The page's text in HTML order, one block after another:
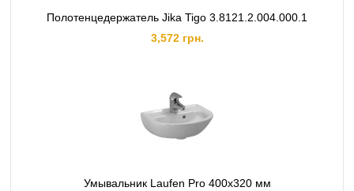
Полотенцедержатель Jika Tigo 3.8121.2.004.000.1
3,572 грн.
Умывальник Laufen Pro 400x320 мм